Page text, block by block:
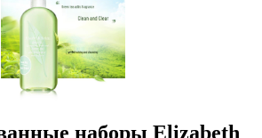
наборы Elizabeth